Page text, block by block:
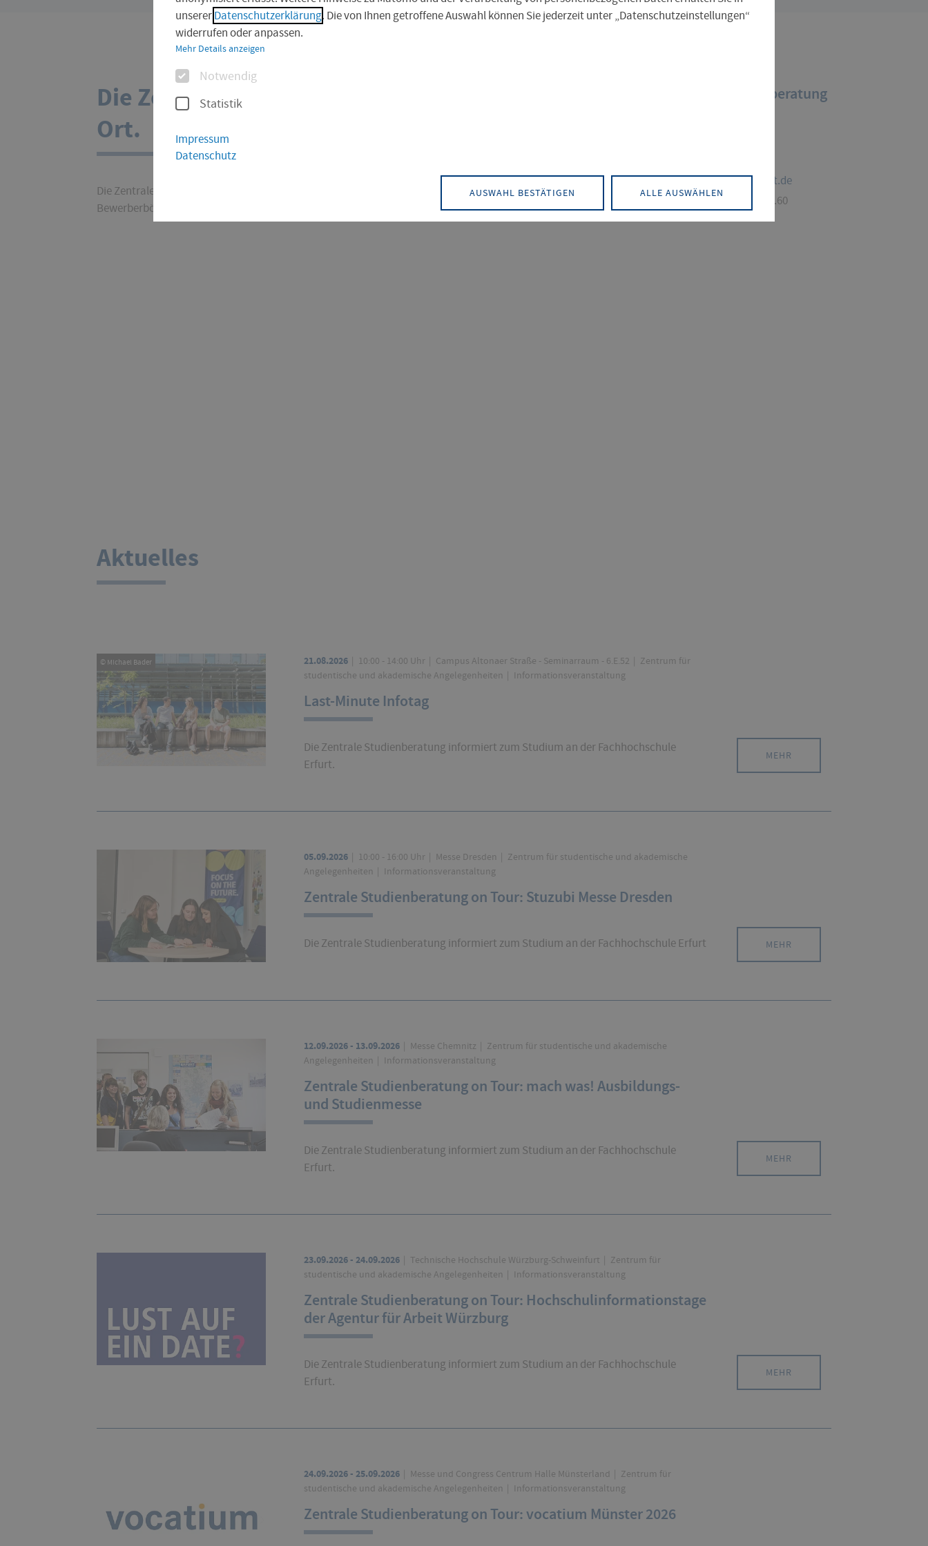
Die Zentrale Studienberatung für Sie vor
Ort.
Die Zentrale Studienberatung steht Studieninteressierten das ganze Jahr über auf Messen,
Bewerberbörsen und Aktionstagen für Informationen zur Verfügung.
Zentrale Studienberatung
beratung@fh-erfurt.de
Altonaer Straße 25 | 6.E.60
Aktuelles
© Michael Bader 21.08.2026 10:00 - 14:00 Uhr Campus Altonaer Straße - Seminarraum - 6.E.52
Zentrum für
studentische und akademische Angelegenheiten
Informationsveranstaltung
Last-Minute Infotag
Die Zentrale Studienberatung informiert zum Studium an der Fachhochschule
Erfurt.
MEHR
05.09.2026 10:00 - 16:00 Uhr Messe Dresden
Zentrum für studentische und akademische
Angelegenheiten
Informationsveranstaltung
Zentrale Studienberatung on Tour: Stuzubi Messe Dresden
Die Zentrale Studienberatung informiert zum Studium an der Fachhochschule Erfurt MEHR
12.09.2026 - 13.09.2026 Messe Chemnitz
Zentrum für studentische und akademische
Angelegenheiten
Informationsveranstaltung
Zentrale Studienberatung on Tour: mach was! Ausbildungs-
und Studienmesse
Die Zentrale Studienberatung informiert zum Studium an der Fachhochschule
Erfurt.
MEHR
23.09.2026 - 24.09.2026 Technische Hochschule Würzburg-Schweinfurt
Zentrum für
studentische und akademische Angelegenheiten
Informationsveranstaltung
Zentrale Studienberatung on Tour: Hochschulinformationstage
der Agentur für Arbeit Würzburg
Die Zentrale Studienberatung informiert zum Studium an der Fachhochschule
Erfurt.
MEHR
24.09.2026 - 25.09.2026 Messe und Congress Centrum Halle Münsterland
Zentrum für
studentische und akademische Angelegenheiten
Informationsveranstaltung
Zentrale Studienberatung on Tour: vocatium Münster 2026
unsererDatenschutzerklärung. Die von Ihnen getroffene Auswahl können Sie jederzeit unter „Datenschutzeinstellungen“
widerrufen oder anpassen.
Mehr Details anzeigen
OptionenNotwendig
Statistik
Impressum
Datenschutz
AUSWAHL BESTÄTIGEN ALLE AUSWÄHLEN